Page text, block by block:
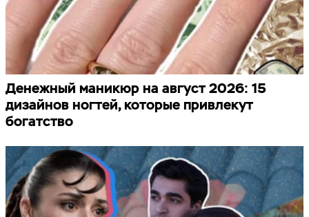
Денежный маникюр на август 2026: 15
дизайнов ногтей, которые привлекут
богатство